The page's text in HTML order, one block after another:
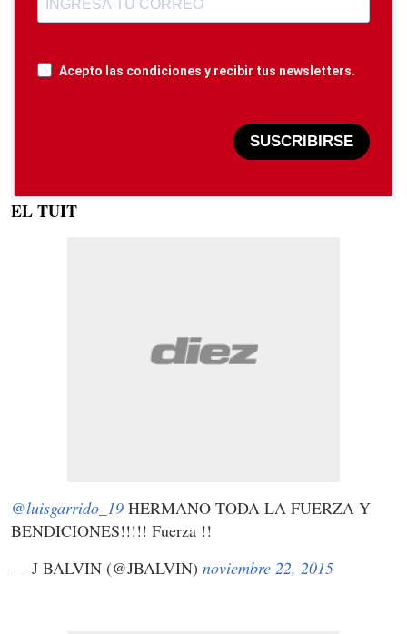
Acepto las condiciones y recibir tus newsletters.
SUSCRIBIRSE
EL TUIT
@luisgarrido_19 HERMANO TODA LA FUERZA Y
BENDICIONES!!!!! Fuerza !!
— J BALVIN (@JBALVIN) noviembre 22, 2015